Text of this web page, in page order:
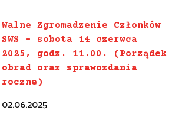
Walne Zgromadzenie Członków
SWS – sobota 14 czerwca
2025, godz. 11.00. (Porządek
obrad oraz sprawozdania
roczne)
02.06.2025